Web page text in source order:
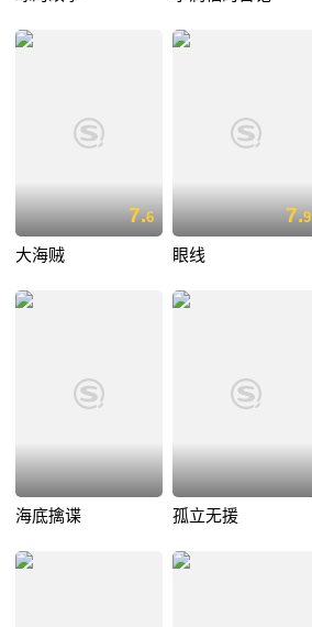
7.6
大海贼
7.9
眼线
海底擒谍 孤立无援